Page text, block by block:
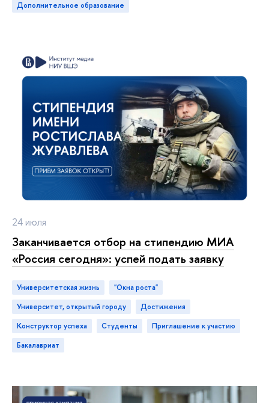
дополнительное образование
24 июля
Заканчивается отбор на стипендию МИА
«Россия сегодня»: успей подать заявку
Университетская жизнь
"Окна роста"
Университет, открытый городу
достижения
конструктор успеха
студенты
приглашение к участию
акалавриат